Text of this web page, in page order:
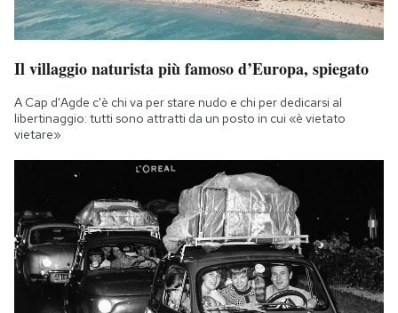
Il villaggio naturista più famoso d’Europa, spiegato
A Cap d'Agde c'è chi va per stare nudo e chi per dedicarsi al
libertinaggio: tutti sono attratti da un posto in cui «è vietato
vietare»